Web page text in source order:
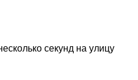
секунд на улицу